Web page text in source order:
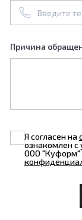
Причина
Я согласен на
ознакомлен с
ООО "Куформ"